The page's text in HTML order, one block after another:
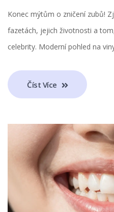
Konec mýtům o zničení zubů!
fazetách, jejich životnosti a
celebrity. Moderní pohled na
Číst Více